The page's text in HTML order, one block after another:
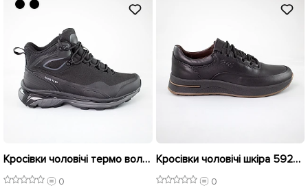
Кросівки чоловічі термо вологостійкі 592717 Чорні
0
Кросівки чоловічі шкіра 592688 Чорні
0